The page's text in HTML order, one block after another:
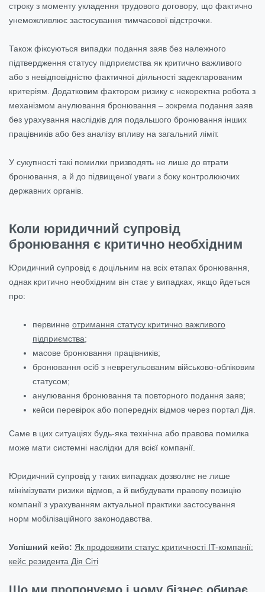
строку з моменту укладення трудового договору, що фактично
унеможливлює застосування тимчасової відстрочки.
Також фіксуються випадки подання заяв без належного
підтвердження статусу підприємства як критично важливого
або з невідповідністю фактичної діяльності задекларованим
критеріям. Додатковим фактором ризику є некоректна робота з
механізмом анулювання бронювання – зокрема подання заяв
без урахування наслідків для подальшого бронювання інших
працівників або без аналізу впливу на загальний ліміт.
У сукупності такі помилки призводять не лише до втрати
бронювання, а й до підвищеної уваги з боку контролюючих
державних органів.
Коли юридичний супровід
бронювання є критично необхідним
Юридичний супровід є доцільним на всіх етапах бронювання,
однак критично необхідним він стає у випадках, якщо йдеться
про:
первинне отримання статусу критично важливого
підприємства;
масове бронювання працівників;
бронювання осіб з неврегульованим військово-обліковим
статусом;
анулювання бронювання та повторного подання заяв;
кейси перевірок або попередніх відмов через портал Дія.
Саме в цих ситуаціях будь-яка технічна або правова помилка
може мати системні наслідки для всієї компанії.
Юридичний супровід у таких випадках дозволяє не лише
мінімізувати ризики відмов, а й вибудувати правову позицію
компанії з урахуванням актуальної практики застосування
норм мобілізаційного законодавства.
Успішний кейс: Як продовжити статус критичності IT-компанії:
кейс резидента Дія Сіті